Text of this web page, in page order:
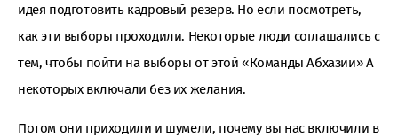
идея подготовить кадровый резерв. Но если посмотреть,
как эти выборы проходили. Некоторые люди соглашались с
тем, чтобы пойти на выборы от этой «Команды Абхазии» А
некоторых включали без их желания.
Потом они приходили и шумели, почему вы нас включили в